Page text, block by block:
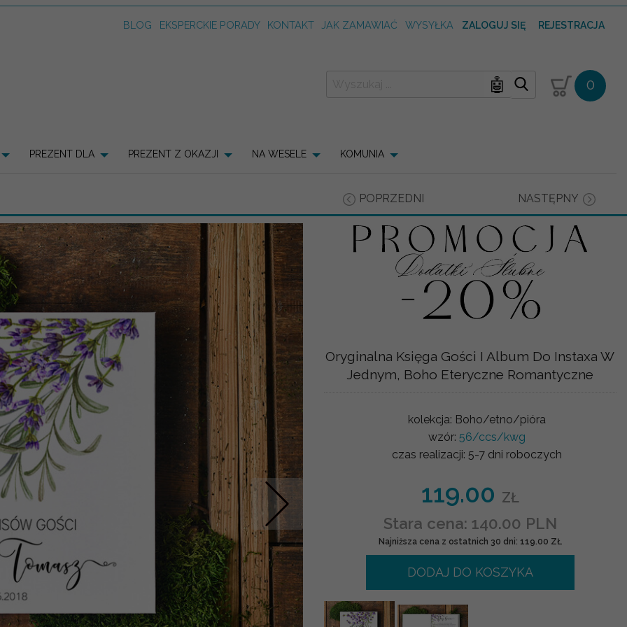
BLOG EKSPERCKIE PORADY KONTAKT JAK ZAMAWIAĆ WYSYŁKA ZALOGUJ SIĘ REJESTRACJA
🤖 0
PREZENT DLA PREZENT Z OKAZJI NA WESELE KOMUNIA
POPRZEDNI NASTĘPNY
Nastepne
Oryginalna Księga Gości I Album Do Instaxa W
Jednym, Boho Eteryczne Romantyczne
kolekcja: Boho/etno/pióra
wzór: 56/ccs/kwg
czas realizacji: 5-7 dni roboczych
119.00 ZŁ
Stara cena: 140.00 PLN
Najniższa cena z ostatnich 30 dni: 119.00 ZŁ
DODAJ DO KOSZYKA